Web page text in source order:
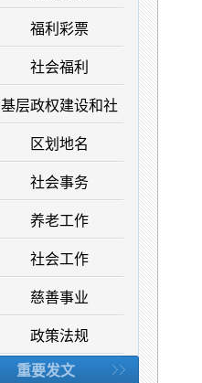
福利彩票
社会福利
基层政权建设和社
区划地名
社会事务
养老工作
社会工作
慈善事业
政策法规
重要发文